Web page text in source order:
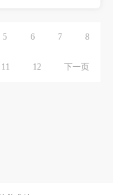
5 6 7 8
11 12 下一页